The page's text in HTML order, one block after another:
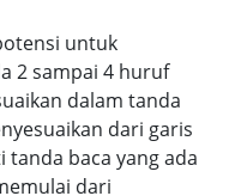
untuk
2 sampai 4 huruf
dalam tanda
dari garis
baca yang ada
dari